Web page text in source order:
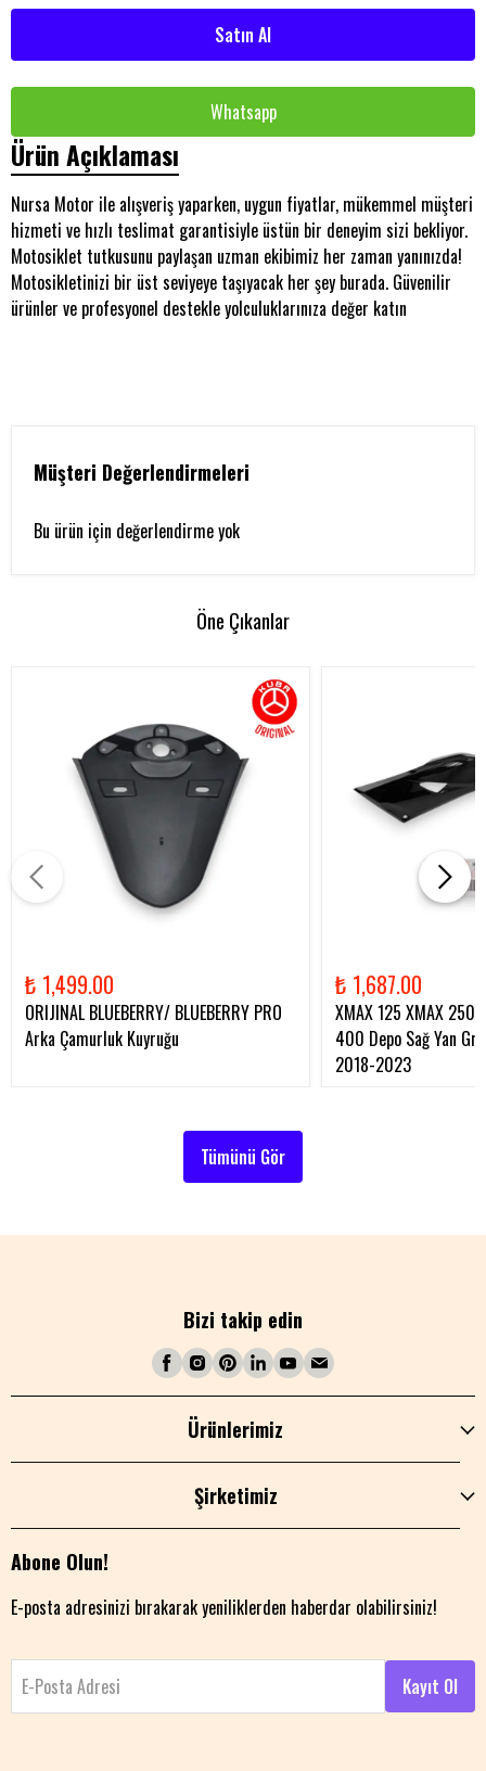
Satın Al
Whatsapp
Ürün Açıklaması
Nursa Motor ile alışveriş yaparken, uygun fiyatlar, mükemmel müşteri
hizmeti ve hızlı teslimat garantisiyle üstün bir deneyim sizi bekliyor.
Motosiklet tutkusunu paylaşan uzman ekibimiz her zaman yanınızda!
Motosikletinizi bir üst seviyeye taşıyacak her şey burada. Güvenilir
ürünler ve profesyonel destekle yolculuklarınıza değer katın
Müşteri Değerlendirmeleri
Bu ürün için değerlendirme yok
Öne Çıkanlar
₺ 1,499.00
ORIJINAL BLUEBERRY/ BLUEBERRY PRO
Arka Çamurluk Kuyruğu
₺ 1,687.00
XMAX 125 XMAX 250
400 Depo Sağ Yan
2018-2023
Tümünü Gör
Bizi takip edin
Ürünlerimiz
Şirketimiz
Abone Olun!
E-posta adresinizi bırakarak yeniliklerden haberdar olabilirsiniz!
E-Posta Adresi Kayıt Ol